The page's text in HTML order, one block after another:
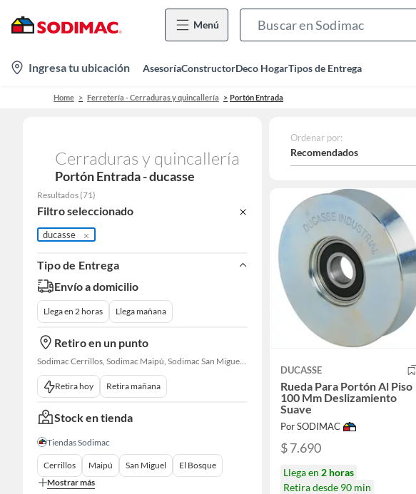
Menú
location-
icon
Ingresa tu ubicación AsesoríaConstructorDeco HogarTipos de Entrega
Home Ferretería - Cerraduras y quincallería Portón Entrada
Cerraduras y quincallería
Portón Entrada - ducasse
Resultados (71)
Filtro seleccionado
ducasse
Tipo de Entrega
Envío a domicilio
Llega en 2 horas Llega mañana
Retiro en un punto
Sodimac Cerrillos, Sodimac Maipú, Sodimac San Miguel, Sodimac El Bosque, Sodimac San Bernardo, Constructor Cantagallo, Sodimac Talagante, Sodimac San Fernando
Retira hoy Retira mañana
Stock en tienda
Tiendas Sodimac
Cerrillos Maipú San Miguel
El Bosque
Mostrar más
Ordenar por:
Recomendados
DUCASSE
Rueda Para Portón Al Piso
100 Mm Deslizamiento
Suave
Por SODIMAC
$ 7.690
Llega en 2 horas
Retira desde 90 min